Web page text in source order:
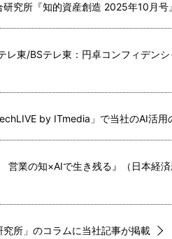
研究所『知的資産創造 2025年10月
レ東/BSテレ東：円卓コンフィデン
by ITmedia」で当社のAI活用
営業の知×AIで生き残る』（日本経
究所」のコラムに当社記事が掲載